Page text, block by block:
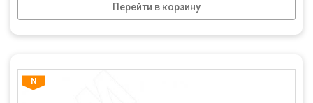
Перейти в корзину